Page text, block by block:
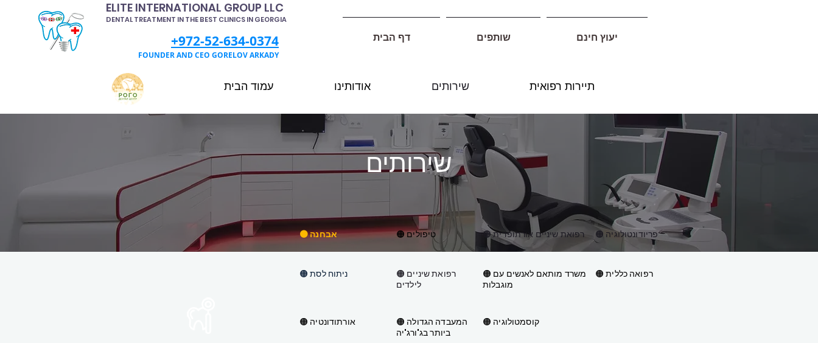
ELITE INTERNATIONAL GROUP LLC
DENTAL TREATMENT IN THE BEST CLINICS IN GEORGIA
+972-52-634-0374
FOUNDER AND CEO GORELOV ARKADY
דף הבית שותפים יעוץ חינם
עמוד הבית אודותינו שירותים תיירות רפואית
שירותים
🟠 אבחנה 🟠 טיפולים 🟠 רפואת שיניים אורתופדית 🟠 פריודונטולוגיה
🟠 רפואת שיניים
לילדים
🟠 משרד מותאם לאנשים עם
מוגבלות
🟠 רפואה כללית
🟠 אורתודונטיה
🟠 המעבדה הגדולה
ביותר בג'ורג'יה
🟠 קוסמטולוגיה